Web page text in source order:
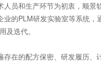
和生产环节为初衷，顺景
的PLM研发实验室等系统
及迭代。
的配方保密、研发履历、